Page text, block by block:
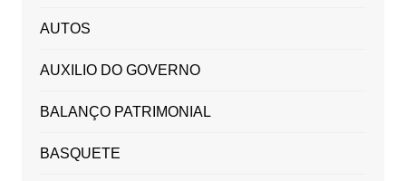
AUTOS
AUXILIO DO GOVERNO
BALANÇO PATRIMONIAL
BASQUETE